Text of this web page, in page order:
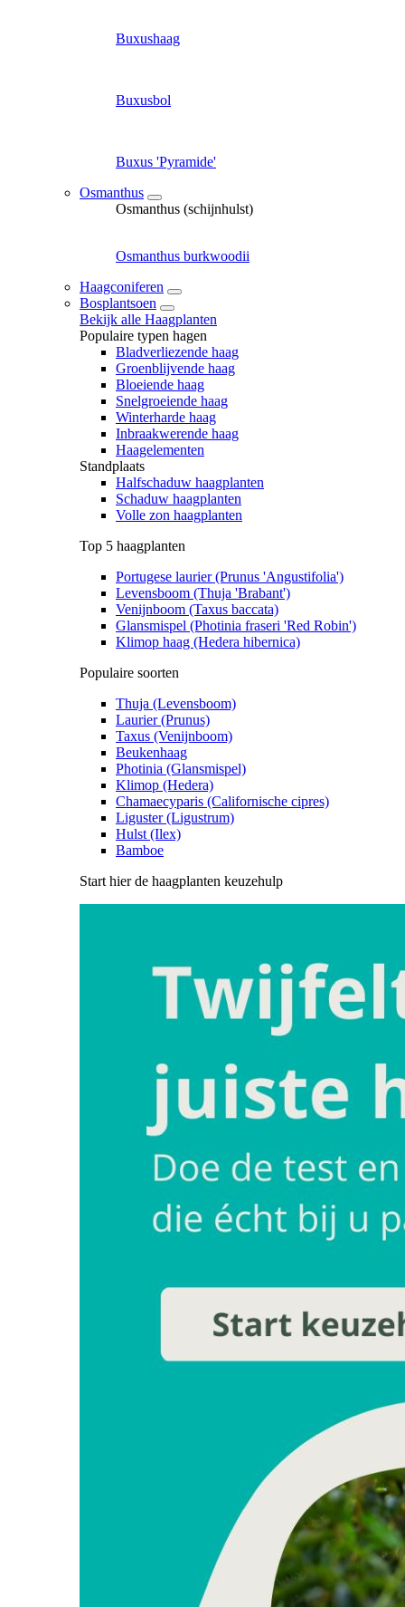
Buxushaag
Buxusbol
Buxus 'Pyramide'
Osmanthus
Osmanthus (schijnhulst)
Osmanthus burkwoodii
Haagconiferen
Bosplantsoen
Bekijk alle Haagplanten
Populaire typen hagen
Bladverliezende haag
Groenblijvende haag
Bloeiende haag
Snelgroeiende haag
Winterharde haag
Inbraakwerende haag
Haagelementen
Standplaats
Halfschaduw haagplanten
Schaduw haagplanten
Volle zon haagplanten
Top 5 haagplanten
Portugese laurier (Prunus 'Angustifolia')
Levensboom (Thuja 'Brabant')
Venijnboom (Taxus baccata)
Glansmispel (Photinia fraseri 'Red Robin')
Klimop haag (Hedera hibernica)
Populaire soorten
Thuja (Levensboom)
Laurier (Prunus)
Taxus (Venijnboom)
Beukenhaag
Photinia (Glansmispel)
Klimop (Hedera)
Chamaecyparis (Californische cipres)
Liguster (Ligustrum)
Hulst (Ilex)
Bamboe
Start hier de haagplanten keuzehulp